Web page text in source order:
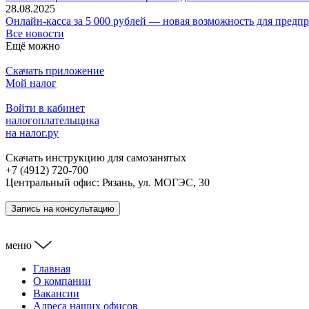
28.08.2025
Онлайн-касса за 5 000 рублей — новая возможность для
Все новости
Ещё можно
Скачать приложение
Мой налог
Войти в кабинет
налогоплательщика
на налог.ру
Скачать инструкцию для самозанятых
+7 (4912) 720-700
Центральный офис: Рязань, ул. МОГЭС, 30
Запись на консультацию
меню
Главная
О компании
Вакансии
Адреса наших офисов